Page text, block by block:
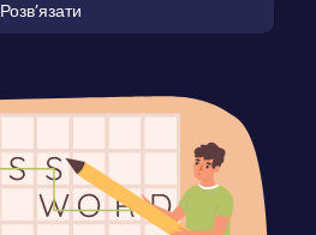
Розвʼязати